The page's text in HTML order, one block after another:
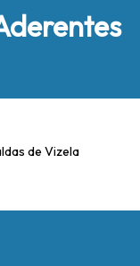
de Vizela